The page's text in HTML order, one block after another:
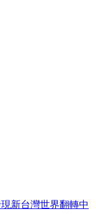
新台灣世界翻轉中